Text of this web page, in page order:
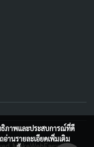
ธิภาพและประสบการณ์ที่ดี
อ่านรายละเอียดเพิ่มเติม